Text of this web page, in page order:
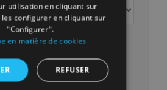
utilisation en cliquant sur
configurer en cliquant sur
"Configurer".
en matière de cookies
REFUSER